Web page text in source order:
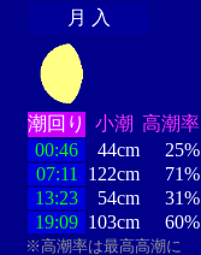
月 入
潮回り 小潮 高潮率
00:46
44cm
25%
07:11
122cm
71%
13:23
54cm
31%
19:09 103cm 60%
※高潮率は最高高潮に